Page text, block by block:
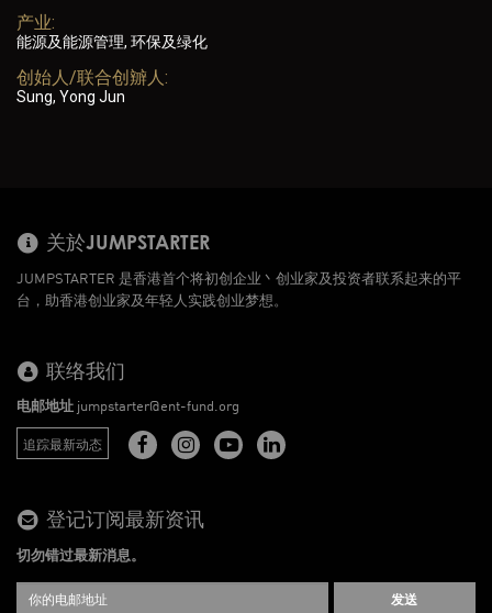
产业:
能源及能源管理, 环保及绿化
创始人/联合创辧人:
Sung, Yong Jun
关於JUMPSTARTER
JUMPSTARTER 是香港首个将初创企业丶创业家及投资者联系起来的平
台，助香港创业家及年轻人实践创业梦想。
联络我们
电邮地址 jumpstarter@ent-fund.org
追踪最新动态
登记订阅最新资讯
切勿错过最新消息。
发送